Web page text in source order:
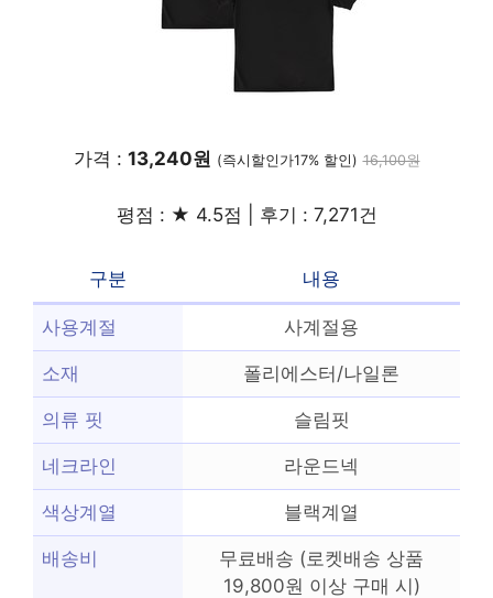
가격 : 13,240원 (즉시할인가17% 할인) 16,100원
평점 : ★ 4.5점 | 후기 : 7,271건
구분 내용
사용계절 사계절용
소재 폴리에스터/나일론
의류 핏 슬림핏
네크라인 라운드넥
색상계열 블랙계열
배송비
무료배송 (로켓배송 상품
19,800원 이상 구매 시)